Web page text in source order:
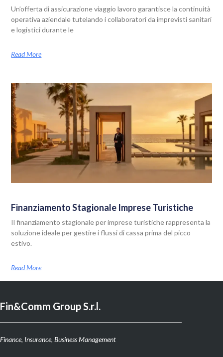
Un’offerta di assicurazione viaggio lavoro garantisce la continuità
operativa aziendale tutelando i collaboratori da imprevisti sanitari
e logistici durante le
Read More
Finanziamento Stagionale Imprese Turistiche
Il finanziamento stagionale per imprese turistiche rappresenta la
soluzione ideale per gestire i flussi di cassa prima del picco
estivo.
Read More
Fin&Comm Group S.r.l.
Finance, Insurance, Business Management